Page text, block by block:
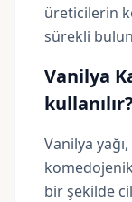
üreticilerin
sürekli
Vanilya
kullanılır?
Vanilya
komedojenik
bir şekilde